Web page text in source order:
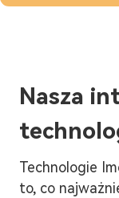
Nasza
Technologie
to, co